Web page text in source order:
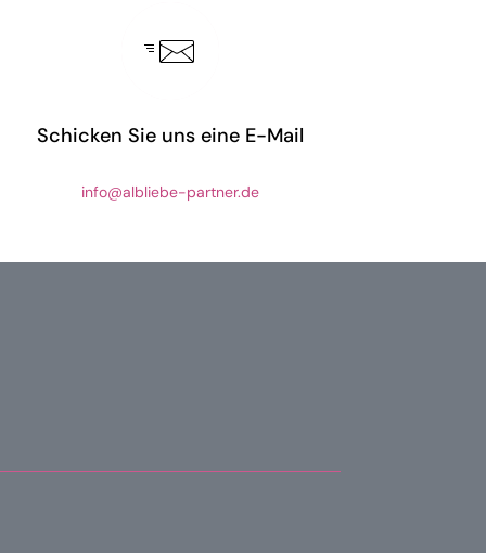
Schicken Sie uns eine E-Mail
info@albliebe-partner.de